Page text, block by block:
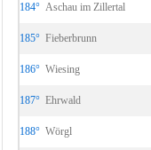
184° Aschau im Zillertal
185° Fieberbrunn
186° Wiesing
187° Ehrwald
188° Wörgl